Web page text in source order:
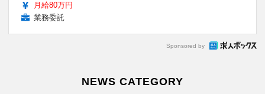
月給80万円
業務委託
Sponsored by
NEWS CATEGORY